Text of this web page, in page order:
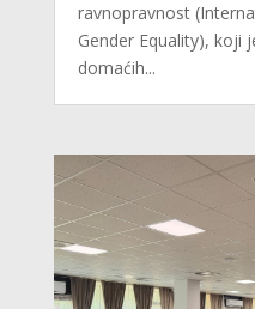
ravnopravnost
Gender Equality), koji
domaćih...